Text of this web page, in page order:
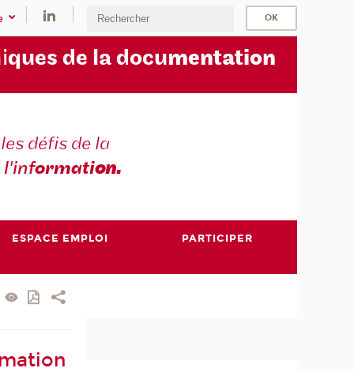
ques de la documentation
défis de la
l'information.
ESPACE EMPLOI PARTICIPER